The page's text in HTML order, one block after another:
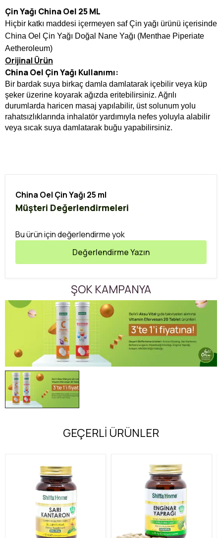
Çin Yağı China Oel 25 ML
Hiçbir katkı maddesi içermeyen saf Çin yağı ürünü içerisinde
China Oel Çin Yağı Doğal Nane Yağı (Menthae Piperiate
Aetheroleum)
Orijinal Ürün
China Oel Çin Yağı Kullanımı:
Bir bardak suya birkaç damla damlatarak içebilir veya küp
şeker üzerine koyarak ağızda eritebilirsiniz. Ağrılı
durumlarda haricen masaj yapılabilir, üst solunum yolu
rahatsızlıklarında inhalatör yardımıyla nefes yoluyla alabilir
veya sıcak suya damlatarak buğu yapabilirsiniz.
China Oel Çin Yağı 25 ml
Müşteri Değerlendirmeleri
Bu ürün için değerlendirme yok
Değerlendirme Yazın
ŞOK KAMPANYA
GEÇERLİ ÜRÜNLER